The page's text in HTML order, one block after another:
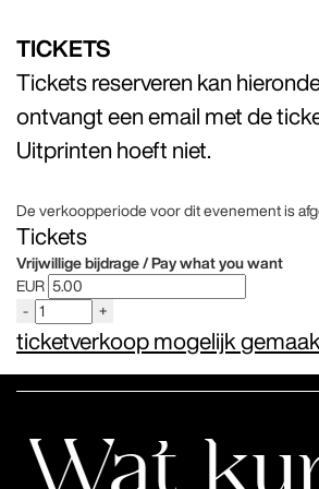
TICKETS
Tickets reserveren kan
ontvangt een email met de
Uitprinten hoeft niet.
De verkoopperiode voor dit evenement is
Tickets
Vrijwillige bijdrage / Pay what you want
EUR
-
+
ticketverkoop mogelijk